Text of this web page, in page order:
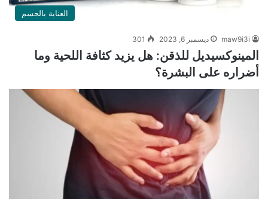
العناية بالجسم
maw9i3i ديسمبر 6, 2023 301
المينوكسيديل للذقن: هل يزيد كثافة اللحية وما
أضراره على البشرة؟